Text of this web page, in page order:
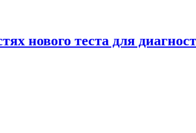
нового теста для